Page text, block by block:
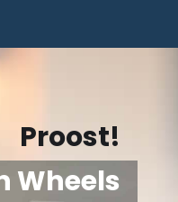
Proost!
Wheels